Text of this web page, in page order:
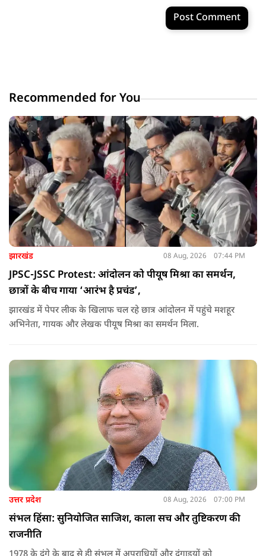
Post Comment
Recommended for You
झारखंड 08 Aug, 2026 07:44 PM
JPSC-JSSC Protest: आंदोलन को पीयूष मिश्रा का समर्थन,
छात्रों के बीच गाया ‘आरंभ है प्रचंड’,
झारखंड में पेपर लीक के खिलाफ चल रहे छात्र आंदोलन में पहुंचे मशहूर
अभिनेता, गायक और लेखक पीयूष मिश्रा का समर्थन मिला.
उत्तर प्रदेश 08 Aug, 2026 07:00 PM
संभल हिंसा: सुनियोजित साजिश, काला सच और तुष्टिकरण की
राजनीति